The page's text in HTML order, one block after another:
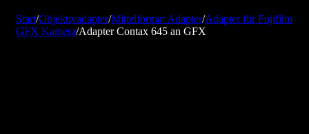
Start/Objektivadapter/Mittelformat Adapter/Adapter für Fujifilm
GFX Kamera/Adapter Contax 645 an GFX